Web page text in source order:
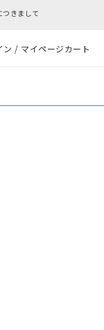
ン / マイページカート